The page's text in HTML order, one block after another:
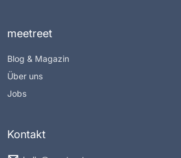
meetreet
Blog & Magazin
Über uns
Jobs
Kontakt